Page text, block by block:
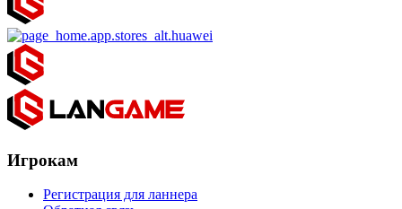
Игрокам
Регистрация для ланнера